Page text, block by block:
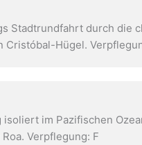
Stadtrundfahrt durch die
Cristóbal-Hügel.
im Pazifischen
Verpflegung: F